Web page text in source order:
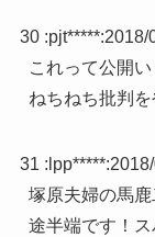
30 :pjt*****:2018/
これって公開
ねちねち批判
31 : lpp*****:
塚原夫婦の馬
途半端です！